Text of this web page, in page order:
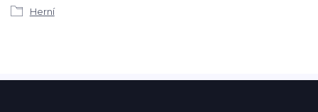
Herní